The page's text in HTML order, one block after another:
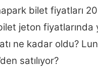
bilet fiyatları
jeton fiyatlarında
ne kadar oldu?
satılıyor?